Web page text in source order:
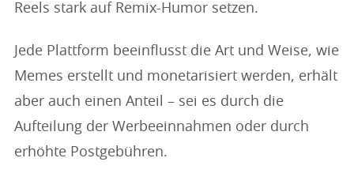
Reels stark auf Remix-Humor setzen.
Jede Plattform beeinflusst die Art und Weise, wie
Memes erstellt und monetarisiert werden, erhält
aber auch einen Anteil – sei es durch die
Aufteilung der Werbeeinnahmen oder durch
erhöhte Postgebühren.